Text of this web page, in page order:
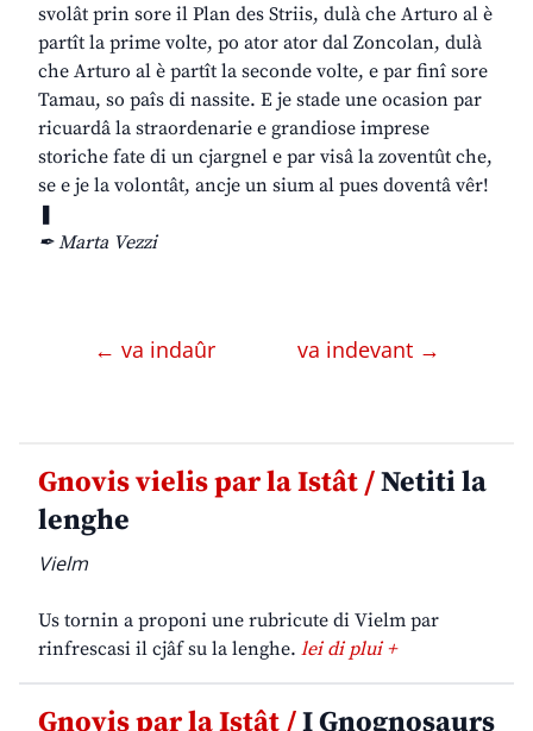
svolât prin sore il Plan des Striis, dulà che Arturo al è
partît la prime volte, po ator ator dal Zoncolan, dulà
che Arturo al è partît la seconde volte, e par finî sore
Tamau, so paîs di nassite. E je stade une ocasion par
ricuardâ la straordenarie e grandiose imprese
storiche fate di un cjargnel e par visâ la zoventût che,
se e je la volontât, ancje un sium al pues doventâ vêr!
✒ Marta Vezzi
← va indaûr va indevant →
Gnovis vielis par la Istât /Netiti la
lenghe
Vielm
Us tornin a proponi une rubricute di Vielm par
rinfrescasi il cjâf su la lenghe. lei di plui +
Gnovis par la Istât /I Gnognosaurs